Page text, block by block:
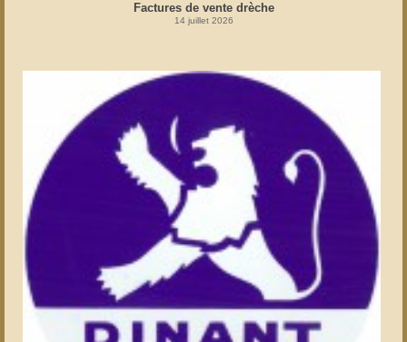
Factures de vente drèche
14 juillet 2026